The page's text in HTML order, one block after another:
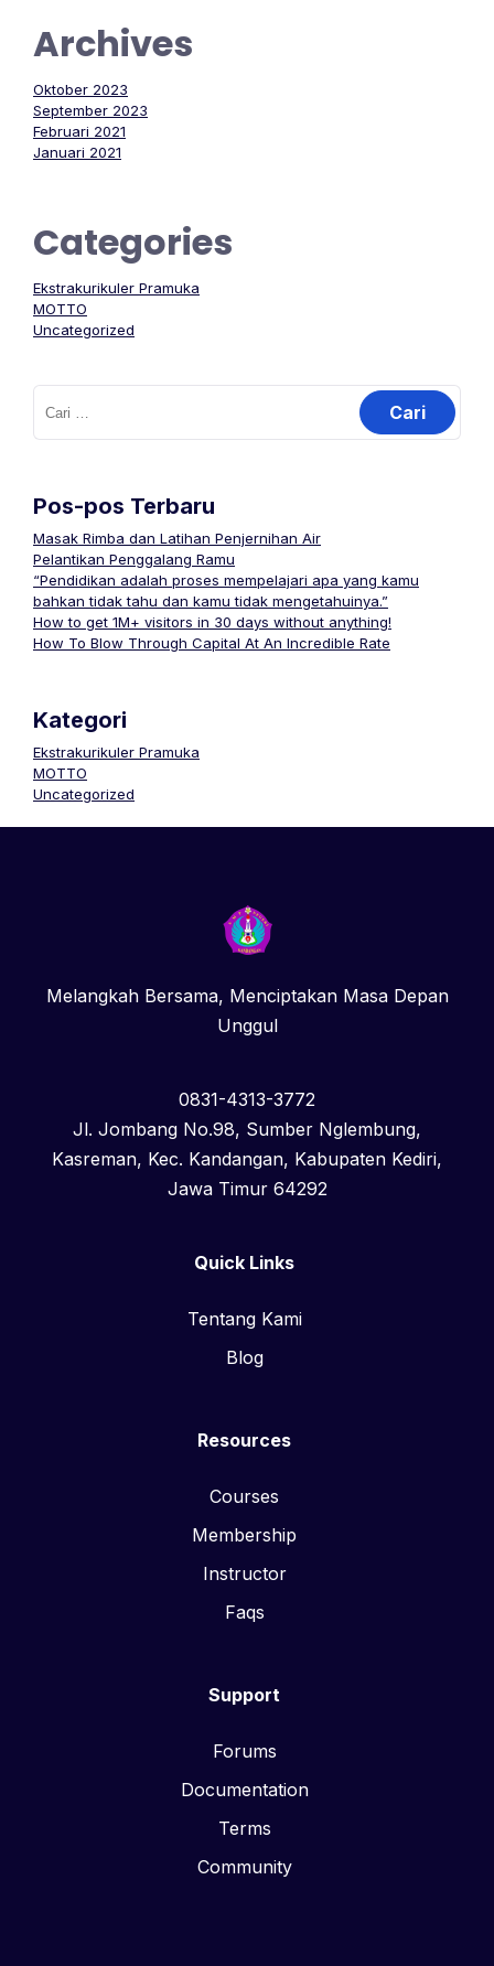
Archives
Oktober 2023
September 2023
Februari 2021
Januari 2021
Categories
Ekstrakurikuler Pramuka
MOTTO
Uncategorized
Cari
untuk:
Pos-pos Terbaru
Masak Rimba dan Latihan Penjernihan Air
Pelantikan Penggalang Ramu
“Pendidikan adalah proses mempelajari apa yang kamu
bahkan tidak tahu dan kamu tidak mengetahuinya.”
How to get 1M+ visitors in 30 days without anything!
How To Blow Through Capital At An Incredible Rate
Kategori
Ekstrakurikuler Pramuka
MOTTO
Uncategorized
Melangkah Bersama, Menciptakan Masa Depan
Unggul
0831-4313-3772
Jl. Jombang No.98, Sumber Nglembung,
Kasreman, Kec. Kandangan, Kabupaten Kediri,
Jawa Timur 64292
Quick Links
Tentang Kami
Blog
Resources
Courses
Membership
Instructor
Faqs
Support
Forums
Documentation
Terms
Community